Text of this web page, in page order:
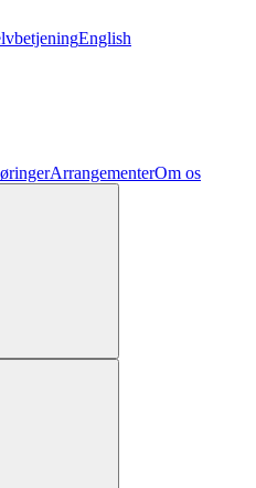
English
ArrangementerOm os